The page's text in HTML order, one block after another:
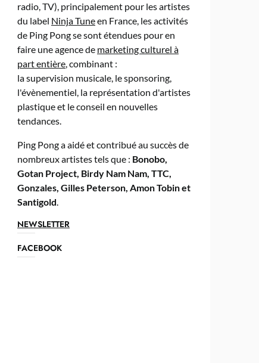
radio, TV), principalement pour les artistes
du label Ninja Tuneen France, les activités
de Ping Pong se sont étendues pour en
faire une agence de marketing culturel à
part entière, combinant :
la supervision musicale, le sponsoring,
l'évènementiel, la représentation d'artistes
plastique et le conseil en nouvelles
tendances.
Ping Pong a aidé et contribué au succès de
nombreux artistes tels que : Bonobo,
Gotan Project, Birdy Nam Nam, TTC,
Gonzales, Gilles Peterson, Amon Tobin et
Santigold.
NEWSLETTER
FACEBOOK